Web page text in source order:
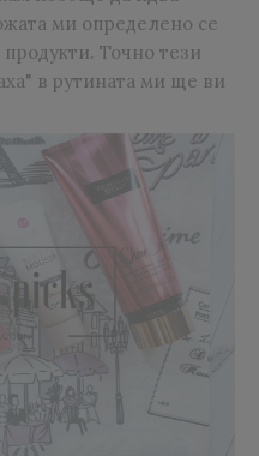
ми определено се
Точно тези
в рутината ми ще ви